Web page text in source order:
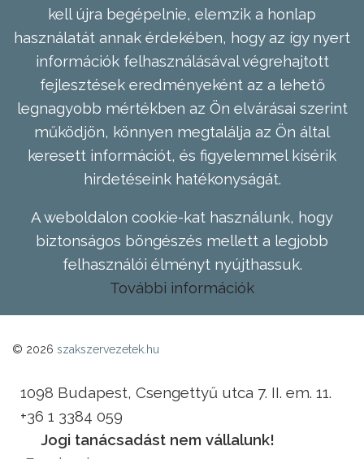
kell újra begépelnie, elemzik a honlap
használatát annak érdekében, hogy az így nyert
információk felhasználásával végrehajtott
fejlesztések eredményeként az a lehető
legnagyobb mértékben az Ön elvárásai szerint
működjön, könnyen megtalálja az Ön által
keresett információt, és figyelemmel kísérik
hirdetéseink hatékonyságát.
A weboldalon cookie-kat használunk, hogy
biztonságos böngészés mellett a legjobb
felhasználói élményt nyújthassuk.
További információk
© 2026 szakszervezetek.hu
1098 Budapest, Csengettyű utca 7. II. em. 11.
+36 1 3384 059
Jogi tanácsadást nem vállalunk!